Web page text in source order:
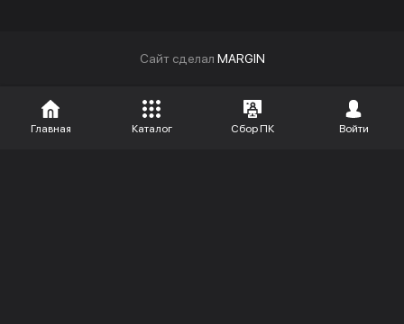
Cайт сделал MARGIN
Главная Каталог Сбор ПК Войти